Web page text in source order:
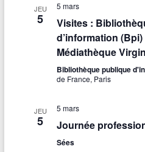
JEU
5
5 mars
Visites :
d’information
Médiathèque
Bibliothèque publique
de France, Paris
JEU
5
5 mars
Journée
Sées